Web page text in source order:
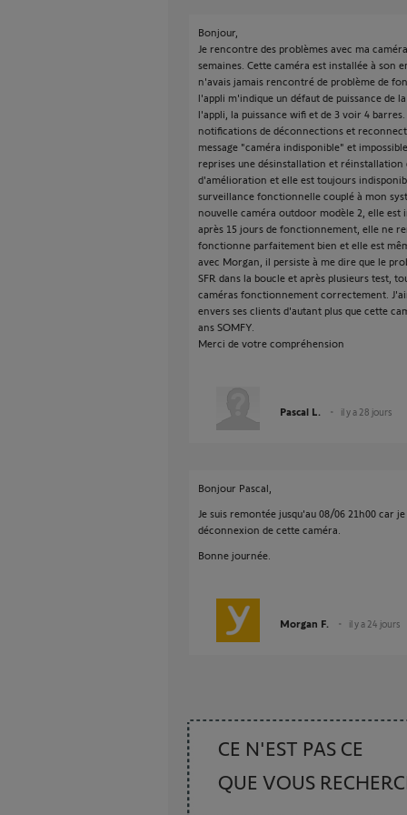
Bonjour,
Je rencontre des problèmes avec ma
semaines. Cette caméra est installée à son
n'avais jamais rencontré de problème de
l'appli m'indique un défaut de puissance de
l'appli, la puissance wifi et de 3 voir 4
notifications de déconnections et
message "caméra indisponible" et
reprises une désinstallation et
d'amélioration et elle est toujours
surveillance fonctionnelle couplé à mon
nouvelle caméra outdoor modèle 2, elle est
après 15 jours de fonctionnement, elle ne
fonctionne parfaitement bien et elle est
avec Morgan, il persiste à me dire que le
SFR dans la boucle et après plusieurs test,
caméras fonctionnement correctement.
envers ses clients d'autant plus que cette
ans SOMFY.
Merci de votre compréhension
Pascal L. il y a 28 jours
Bonjour Pascal,
Je suis remontée jusqu'au 08/06 21h00 car
déconnexion de cette caméra.
Bonne journée.
Morgan F. il y a 24 jours
CE N'EST PAS CE
QUE VOUS